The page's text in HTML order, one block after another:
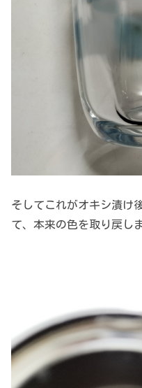
そしてこれがオキシ漬け
て、本来の色を取り戻し